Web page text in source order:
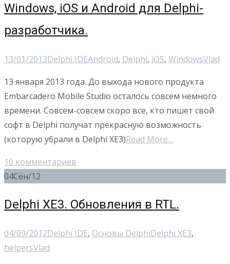
Windows, iOS и Android для Delphi-
разработчика.
13/01/2013Delphi IDEAndroid, Delphi, iOS, WindowsVlad
13 января 2013 года. До выхода нового продукта
Embarcadero Mobile Studio осталось совсем немного
времени. Совсем-совсем скоро все, кто пишет свой
софт в Delphi получат прекрасную возможность
(которую убрали в Delphi XE3)Read More…
16 комментариев
04Сен/12
Delphi XE3. Обновления в RTL.
04/09/2012Delphi IDE, Основы DelphiDelphi XE3,
helpersVlad